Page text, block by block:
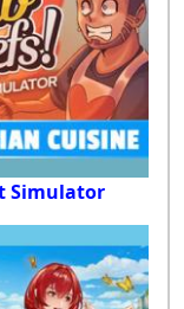
Simulator